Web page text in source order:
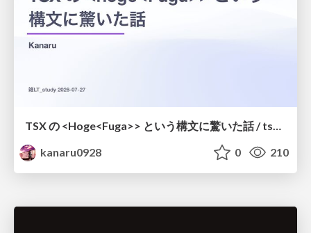
kanaru0928
0 210